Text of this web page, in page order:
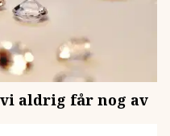
aldrig får nog av